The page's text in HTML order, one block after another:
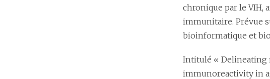
chronique par le
immunitaire. Prévue
bioinformatique et
Intitulé « Delineating
immunoreactivity in